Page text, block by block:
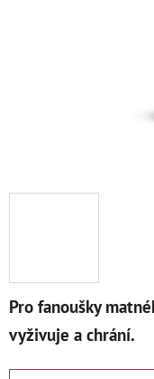
Pro fanoušky
vyživuje a chrání.